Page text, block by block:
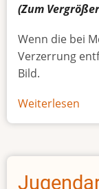
(Zum
Wenn die bei
Verzerrung
Bild.
Weiterlesen